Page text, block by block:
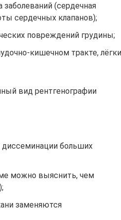
(сердечная
сердечных клапанов);
повреждений грудины;
кишечном тракте,
вид рентгенографии
диссеминации больших
можно выяснить, чем
заменяются